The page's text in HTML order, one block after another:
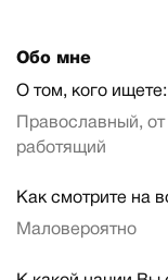
Обо мне
О том, кого ищете:
Православный,
работящий
Как смотрите на
Маловероятно